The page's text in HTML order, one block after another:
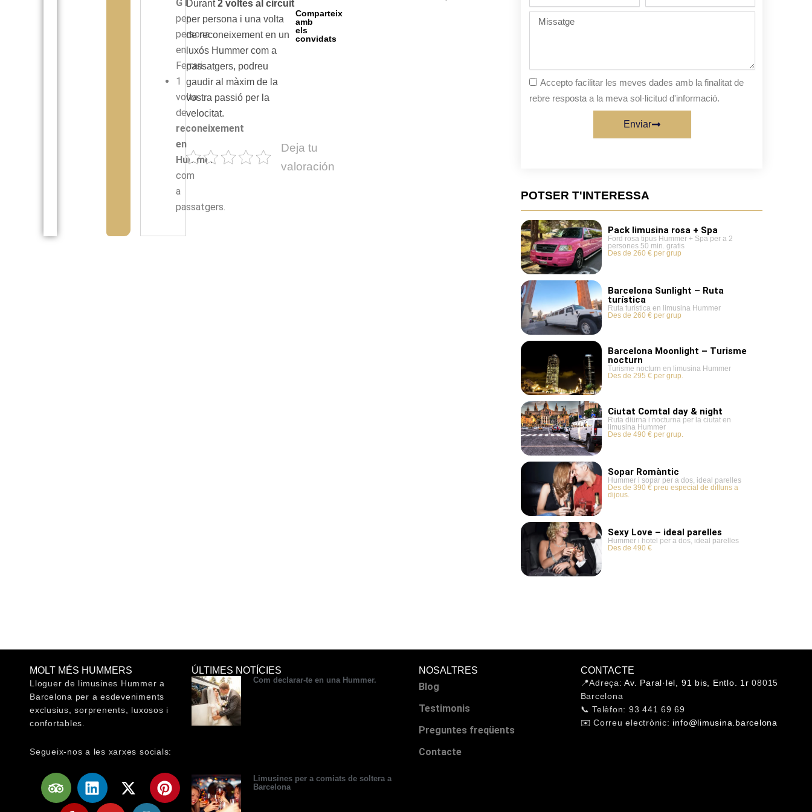
GT
per
persona
en
Ferrari.
1
volta
de
reconeixement
en
Hummer
com
a
passatgers.
Durant2 voltes al circuit
per persona i una volta
de reconeixement en un
luxós Hummer com a
passatgers, podreu
gaudir al màxim de la
vostra passió per la
velocitat.
Deja tu
valoración
Comparteix
amb
els
convidats
la
festa
persones
Missatge
Accepto facilitar les meves dades amb la finalitat de
rebre resposta a la meva sol·licitud d'informació.
Enviar
POTSER T'INTERESSA
Pack limusina rosa + Spa
Ford rosa tipus Hummer + Spa per a 2
persones 50 min. gratis
Des de 260 € per grup
Barcelona Sunlight – Ruta
turística
Ruta turística en limusina Hummer
Des de 260 € per grup
Barcelona Moonlight – Turisme
nocturn
Turisme nocturn en limusina Hummer
Des de 295 € per grup.
Ciutat Comtal day & night
Ruta diürna i nocturna per la ciutat en
limusina Hummer
Des de 490 € per grup.
Sopar Romàntic
Hummer i sopar per a dos, ideal parelles
Des de 390 € preu especial de dilluns a
dijous.
Sexy Love – ideal parelles
Hummer i hotel per a dos, ideal parelles
Des de 490 €
MOLT MÉS HUMMERS
Lloguer de limusines Hummer a
Barcelona per a esdeveniments
exclusius, sorprenents, luxosos i
confortables.
Segueix-nos a les xarxes socials:
T
r
L
i
X
-
P
i
Y
e
W
o
ÚLTIMES NOTÍCIES
Com declarar-te en una Hummer.
Limusines per a comiats de soltera a
Barcelona
NOSALTRES
Blog
Testimonis
Preguntes freqüents
Contacte
CONTACTE
📍Adreça:Av. Paral·lel, 91 bis, Entlo. 1r 08015
Barcelona
📞 Telèfon: 93 441 69 69
✉️ Correu electrònic: info@limusina.barcelona